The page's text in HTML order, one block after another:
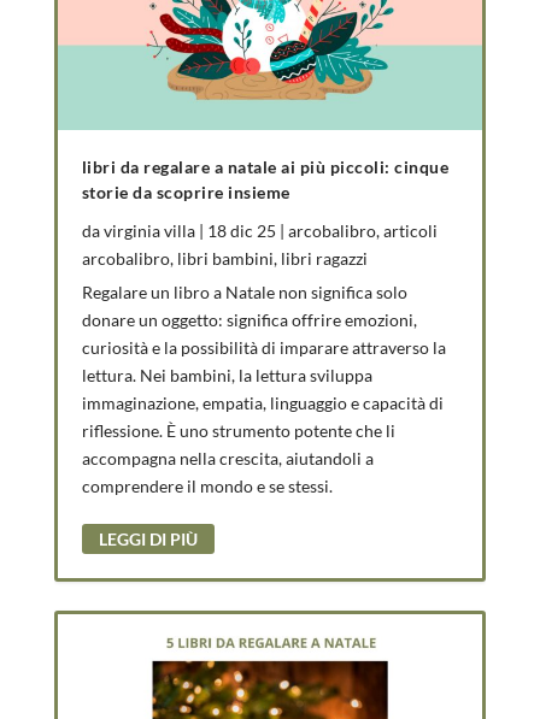
libri da regalare a natale ai più piccoli: cinque
storie da scoprire insieme
davirginia villa| 18 dic 25 | arcobalibro,articoli
arcobalibro, libri bambini, libri ragazzi
Regalare un libro a Natale non significa solo
donare un oggetto: significa offrire emozioni,
curiosità e la possibilità di imparare attraverso la
lettura. Nei bambini, la lettura sviluppa
immaginazione, empatia, linguaggio e capacità di
riflessione. È uno strumento potente che li
accompagna nella crescita, aiutandoli a
comprendere il mondo e se stessi.
LEGGI DI PIÙ